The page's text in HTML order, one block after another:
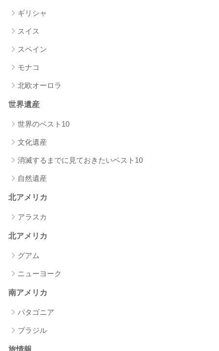
ギリシャ
スイス
スペイン
モナコ
北欧オーロラ
世界遺産
世界のベスト10
文化遺産
消滅するまでに見ておきたいベスト10
自然遺産
北アメリカ
アラスカ
北アメリカ
グアム
ニューヨーク
南アメリカ
パタゴニア
ブラジル
旅情報